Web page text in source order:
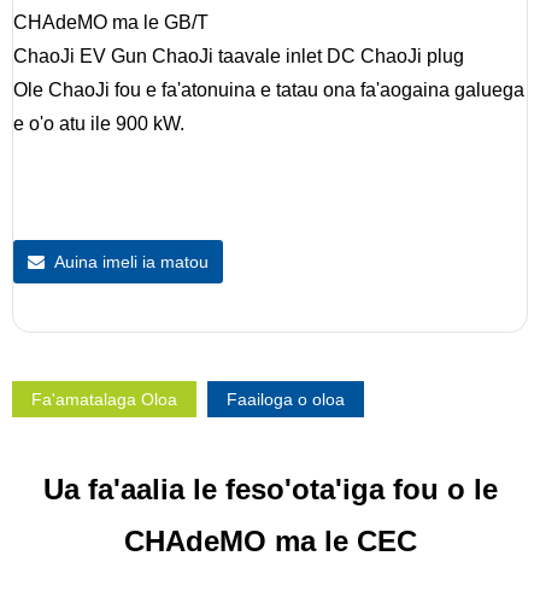
CHAdeMO ma le GB/T
ChaoJi EV Gun ChaoJi taavale inlet DC ChaoJi plug
Ole ChaoJi fou e fa'atonuina e tatau ona fa'aogaina galuega
e o'o atu ile 900 kW.
Auina imeli ia matou
Fa'amatalaga Oloa Faailoga o oloa
Ua fa'aalia le feso'ota'iga fou o le
CHAdeMO ma le CEC